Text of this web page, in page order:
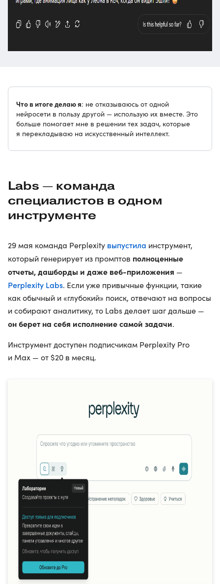
Что в итоге делаю я: не отказываюсь от одной
нейросети в пользу другой — использую их вместе. Это
больше помогает мне в решении тех задач, которые
я перекладываю на искусственный интеллект.
Labs — команда
специалистов в одном
инструменте
29 мая команда Perplexity выпустила инструмент,
который генерирует из промптов полноценные
отчеты, дашборды и даже веб-приложения —
Perplexity Labs. Если уже привычные функции, такие
как обычный и «глубокий» поиск, отвечают на вопросы
и собирают аналитику, то Labs делает шаг дальше —
он берет на себя исполнение самой задачи.
Инструмент доступен подписчикам Perplexity Pro
и Max — от $20 в месяц.